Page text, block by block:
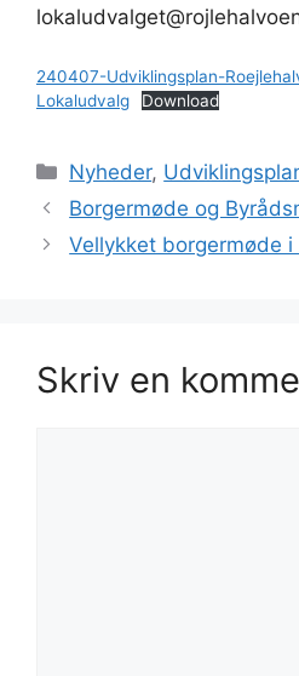
240407-Udviklingsplan-
Lokaludvalg
Download
Kategorier
Nyheder,
Borgermøde og
Vellykket borgermøde i
Skriv en